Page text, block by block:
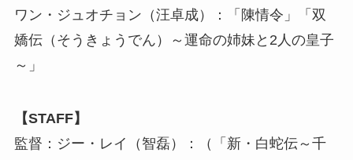
ワン・ジュオチョン（汪卓成）：「陳情令」「双
嬌伝（そうきょうでん）～運命の姉妹と2人の皇子
～」
【STAFF】
監督：ジー・レイ（智磊）：（「新・白蛇伝～千